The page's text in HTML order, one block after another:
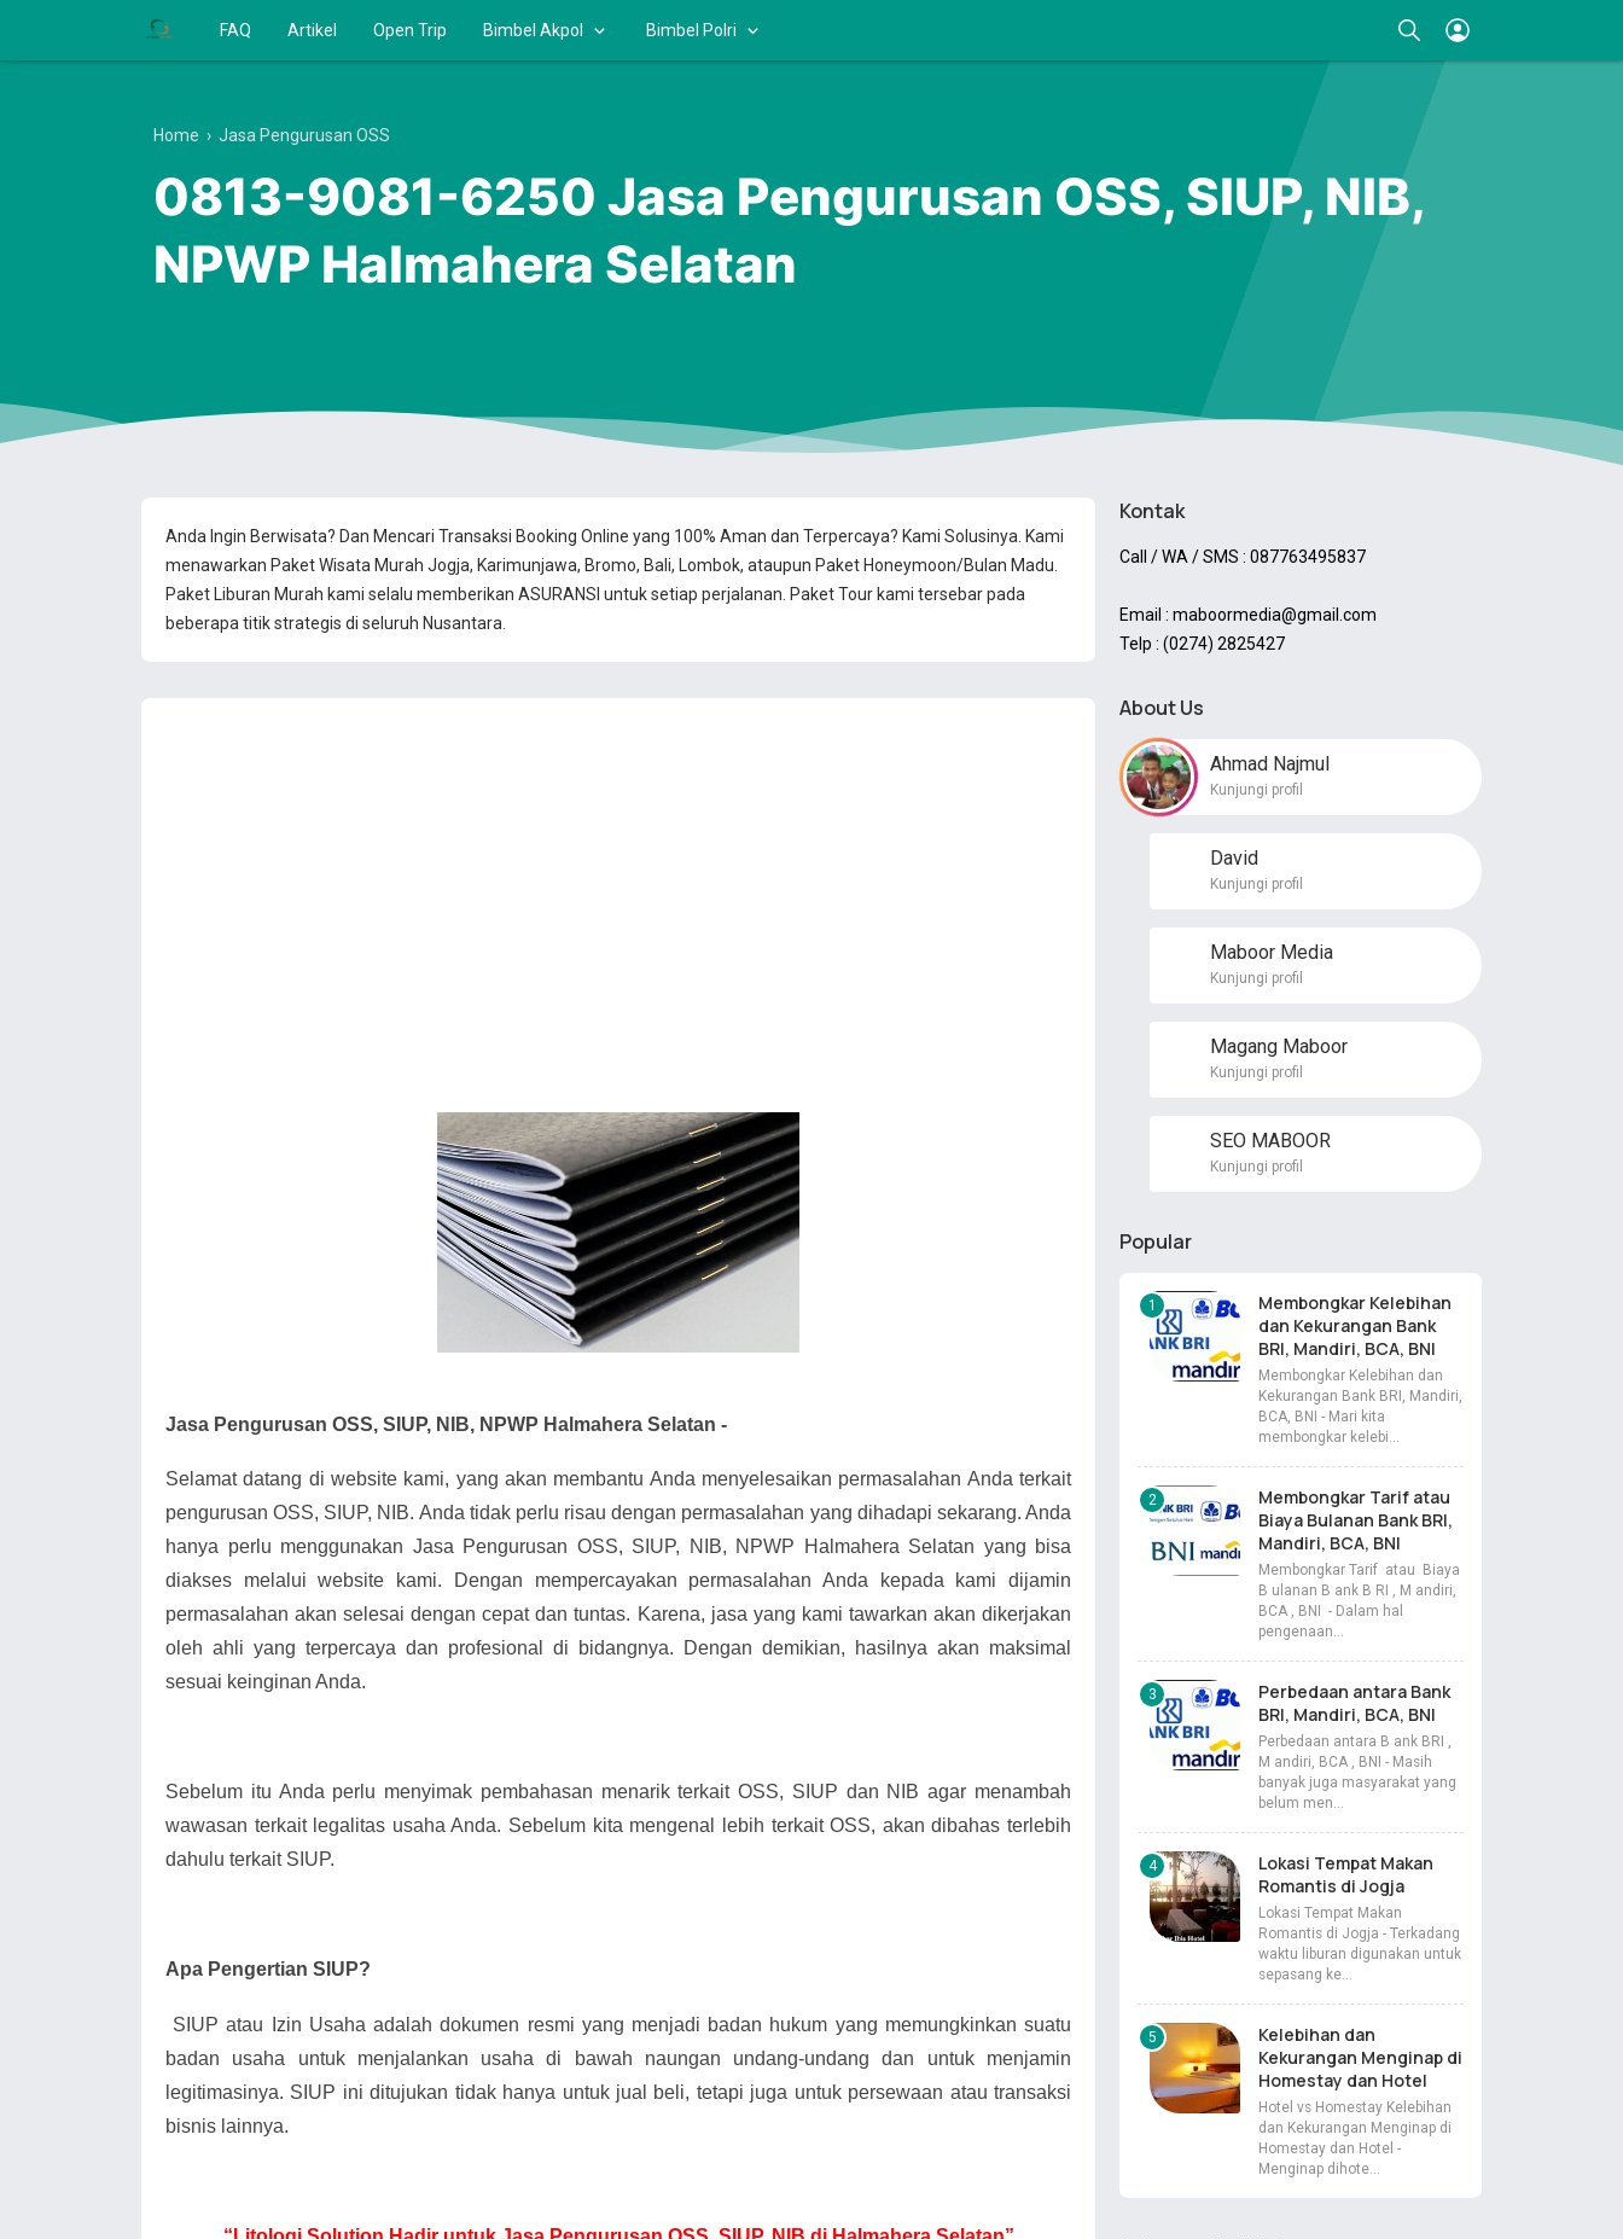
FAQ Artikel Open Trip Bimbel Akpol Bimbel Polri
Anda Ingin Berwisata? Dan Mencari Transaksi Booking Online yang 100% Aman dan Terpercaya? Kami Solusinya. Kami
menawarkan Paket Wisata Murah Jogja, Karimunjawa, Bromo, Bali, Lombok, ataupun Paket Honeymoon/Bulan Madu.
Paket Liburan Murah kami selalu memberikan ASURANSI untuk setiap perjalanan. Paket Tour kami tersebar pada
beberapa titik strategis di seluruh Nusantara.
Home › Jasa Pengurusan OSS
0813-9081-6250 Jasa Pengurusan OSS, SIUP, NIB,
NPWP Halmahera Selatan
Jasa Pengurusan OSS, SIUP, NIB, NPWP Halmahera Selatan -
Selamat datang di website kami, yang akan membantu Anda menyelesaikan permasalahan Anda terkait
pengurusan OSS, SIUP, NIB. Anda tidak perlu risau dengan permasalahan yang dihadapi sekarang. Anda
hanya perlu menggunakan Jasa Pengurusan OSS, SIUP, NIB, NPWP Halmahera Selatan yang bisa
diakses melalui website kami. Dengan mempercayakan permasalahan Anda kepada kami dijamin
permasalahan akan selesai dengan cepat dan tuntas. Karena, jasa yang kami tawarkan akan dikerjakan
oleh ahli yang terpercaya dan profesional di bidangnya. Dengan demikian, hasilnya akan maksimal
sesuai keinginan Anda.
Sebelum itu Anda perlu menyimak pembahasan menarik terkait OSS, SIUP dan NIB agar menambah
wawasan terkait legalitas usaha Anda. Sebelum kita mengenal lebih terkait OSS, akan dibahas terlebih
dahulu terkait SIUP.
Apa Pengertian SIUP?
SIUP atau Izin Usaha adalah dokumen resmi yang menjadi badan hukum yang memungkinkan suatu
badan usaha untuk menjalankan usaha di bawah naungan undang-undang dan untuk menjamin
legitimasinya. SIUP ini ditujukan tidak hanya untuk jual beli, tetapi juga untuk persewaan atau transaksi
bisnis lainnya.
Kontak
Call / WA / SMS : 087763495837
Email : maboormedia@gmail.com
Telp : (0274) 2825427
About Us
Ahmad Najmul
Kunjungi profil
David
Kunjungi profil
Maboor Media
Kunjungi profil
Magang Maboor
Kunjungi profil
SEO MABOOR
Kunjungi profil
Popular
Membongkar Kelebihan
dan Kekurangan Bank
BRI, Mandiri, BCA, BNI
Membongkar Kelebihan dan
Kekurangan Bank BRI, Mandiri,
BCA, BNI - Mari kita
membongkar kelebi…
Membongkar Tarif atau
Biaya Bulanan Bank BRI,
Mandiri, BCA, BNI
Membongkar Tarif atau Biaya
B ulanan B ank B RI , M andiri,
BCA , BNI - Dalam hal
pengenaan…
Perbedaan antara Bank
BRI, Mandiri, BCA, BNI
Perbedaan antara B ank BRI ,
M andiri, BCA , BNI - Masih
banyak juga masyarakat yang
belum men…
Lokasi Tempat Makan
Romantis di Jogja
Lokasi Tempat Makan
Romantis di Jogja - Terkadang
waktu liburan digunakan untuk
sepasang ke…
Kelebihan dan
Kekurangan Menginap di
Homestay dan Hotel
Hotel vs Homestay Kelebihan
dan Kekurangan Menginap di
Homestay dan Hotel -
Menginap dihote…